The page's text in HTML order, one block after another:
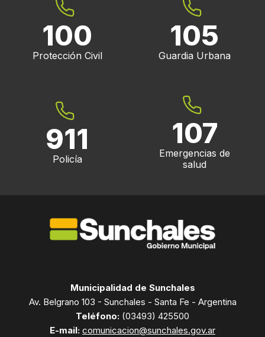
100
Protección Civil
105
Guardia Urbana
911
Policía
107
Emergencias de
salud
Municipalidad de Sunchales
Av. Belgrano 103 - Sunchales - Santa Fe - Argentina
Teléfono: (03493) 425500
E-mail: comunicacion@sunchales.gov.ar